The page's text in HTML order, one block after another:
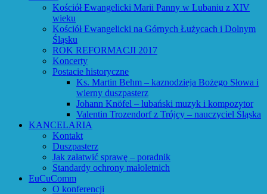
Kościół Ewangelicki Marii Panny w Lubaniu z XIV
wieku
Kościół Ewangelicki na Górnych Łużycach i Dolnym
Śląsku
ROK REFORMACJI 2017
Koncerty
Postacie historyczne
Ks. Martin Behm – kaznodzieja Bożego Słowa i
wierny duszpasterz
Johann Knöfel – lubański muzyk i kompozytor
Valentin Trozendorf z Trójcy – nauczyciel Śląska
KANCELARIA
Kontakt
Duszpasterz
Jak załatwić sprawę – poradnik
Standardy ochrony małoletnich
EuCuComm
O konferencji